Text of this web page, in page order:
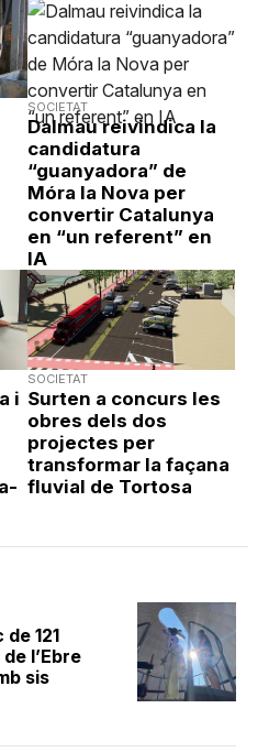
121
l’Ebre
sis
SOCIETAT
Dalmau reivindica la
candidatura
“guanyadora” de
Móra la Nova per
convertir Catalunya
en “un referent” en
IA
i
SOCIETAT
Surten a concurs les
obres dels dos
projectes per
transformar la façana
fluvial de Tortosa